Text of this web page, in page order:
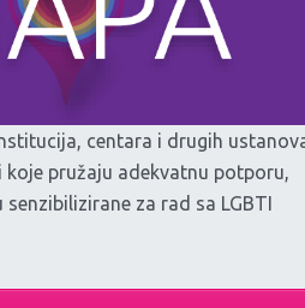
centara i drugih
koje pružaju adekvatnu potporu,
za rad sa LGBTI